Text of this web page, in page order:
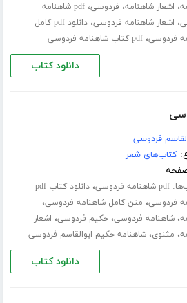
، اشعار شاهنامه، فردوسی،
pdf شاهنامه
، اشعار شاهنامه فردوسی،
دانلود pdf کامل
فردوسی،pdf کتاب شاهنامه فردوسی
دانلود کتاب
فردوسی
کتاب‌های شعر
pdf شاهنامه فردوسی ،
دانلود کتاب pdf
فردوسی، متن کامل شاهنامه فردوسی،
،شاهنامه فردوسی،حکیم فردوسی، اشعار
، مثنوی،شاهنامه حکیم ابوالقاسم فردوسی
دانلود کتاب